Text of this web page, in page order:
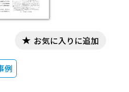
例
お気に入りに追加